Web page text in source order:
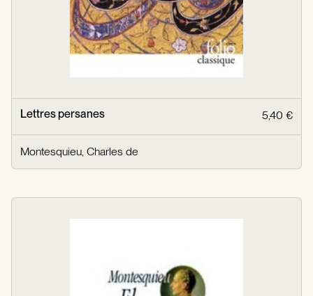
Lettres persanes 5,40 €
Montesquieu, Charles de